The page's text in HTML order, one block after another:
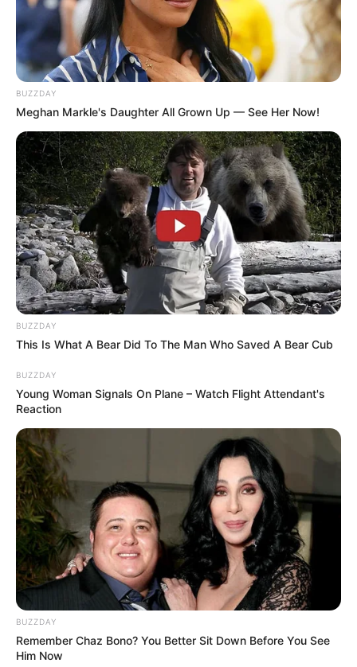
BUZZDAY
Meghan Markle's Daughter All Grown Up — See Her Now!
BUZZDAY
This Is What A Bear Did To The Man Who Saved A Bear Cub
BUZZDAY
Young Woman Signals On Plane – Watch Flight Attendant's
Reaction
BUZZDAY
Remember Chaz Bono? You Better Sit Down Before You See
Him Now